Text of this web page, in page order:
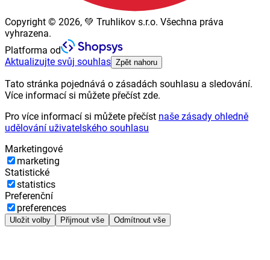
Copyright © 2026, 💚 Truhlikov s.r.o. Všechna práva
vyhrazena.
Platforma od
Aktualizujte svůj souhlas Zpět nahoru
Tato stránka pojednává o zásadách souhlasu a sledování.
Více informací si můžete přečíst zde.
Pro více informací si můžete přečíst naše zásady ohledně
udělování uživatelského souhlasu
Marketingové
marketing
Statistické
statistics
Preferenční
preferences
Uložit volby Přijmout vše Odmítnout vše